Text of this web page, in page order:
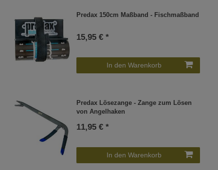
Predax 150cm Maßband - Fischmaßband
15,95 € *
In den Warenkorb
Predax Lösezange - Zange zum Lösen
von Angelhaken
11,95 € *
In den Warenkorb